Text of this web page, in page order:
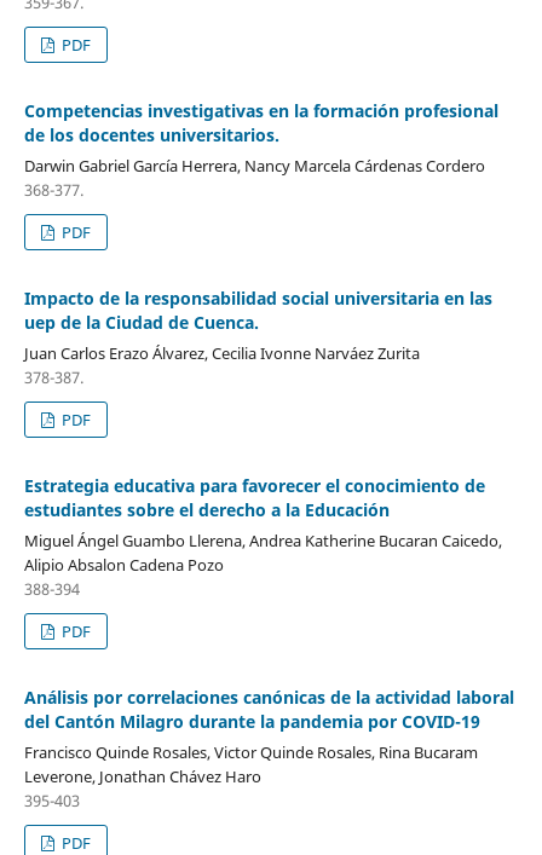
PDF
Competencias investigativas en la formación profesional
de los docentes universitarios.
Darwin Gabriel García Herrera, Nancy Marcela Cárdenas Cordero
368-377.
PDF
Impacto de la responsabilidad social universitaria en las
uep de la Ciudad de Cuenca.
Juan Carlos Erazo Álvarez, Cecilia Ivonne Narváez Zurita
378-387.
PDF
Estrategia educativa para favorecer el conocimiento de
estudiantes sobre el derecho a la Educación
Miguel Ángel Guambo Llerena, Andrea Katherine Bucaran Caicedo,
Alipio Absalon Cadena Pozo
388-394
PDF
Análisis por correlaciones canónicas de la actividad laboral
del Cantón Milagro durante la pandemia por COVID-19
Francisco Quinde Rosales, Victor Quinde Rosales, Rina Bucaram
Leverone, Jonathan Chávez Haro
395-403
PDF